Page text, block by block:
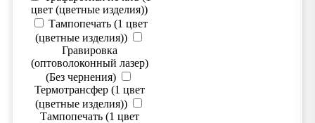
цвет (цветные изделия))
Тампопечать (1 цвет
(цветные изделия))
Гравировка
(оптоволоконный лазер)
(Без чернения)
Термотрансфер (1 цвет
(цветные изделия))
Тампопечать (1 цвет